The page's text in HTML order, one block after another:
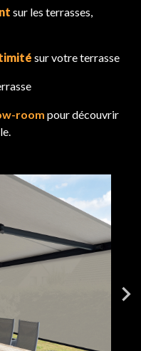
sur les terrasses,
sur votre terrasse
room pour découvrir